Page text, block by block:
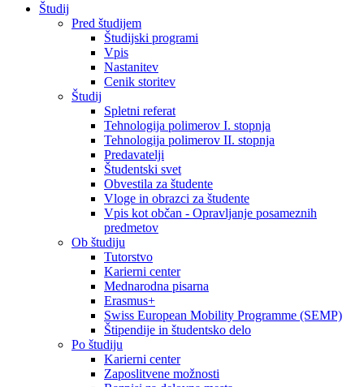
Študij
Pred študijem
Študijski programi
Vpis
Nastanitev
Cenik storitev
Študij
Spletni referat
Tehnologija polimerov I. stopnja
Tehnologija polimerov II. stopnja
Predavatelji
Študentski svet
Obvestila za študente
Vloge in obrazci za študente
Vpis kot občan - Opravljanje posameznih
predmetov
Ob študiju
Tutorstvo
Karierni center
Mednarodna pisarna
Erasmus+
Swiss European Mobility Programme (SEMP)
Štipendije in študentsko delo
Po študiju
Karierni center
Zaposlitvene možnosti